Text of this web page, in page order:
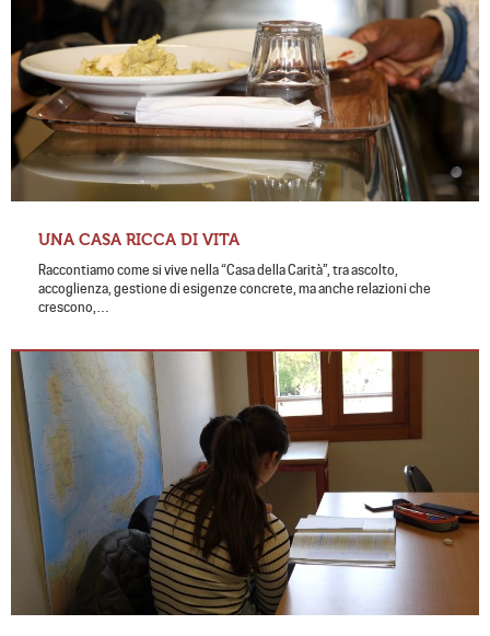
UNA CASA RICCA DI VITA
Raccontiamo come si vive nella “Casa della Carità”, tra ascolto,
accoglienza, gestione di esigenze concrete, ma anche relazioni che
crescono,…